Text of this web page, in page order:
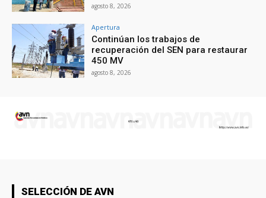
agosto 8, 2026
Apertura
Continúan los trabajos de
recuperación del SEN para restaurar
450 MV
agosto 8, 2026
SELECCIÓN DE AVN